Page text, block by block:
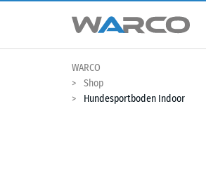
WARCO
Shop
Hundesportboden Indoor